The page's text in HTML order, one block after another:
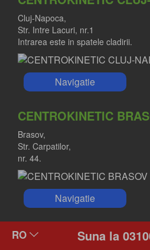
Cluj-Napoca,
Str. Intre Lacuri, nr.1
Intrarea este in spatele cladirii.
Navigatie
CENTROKINETIC
Brasov,
Str. Carpatilor,
nr. 44.
Navigatie
CENTROKINETIC KIDS
Suna la